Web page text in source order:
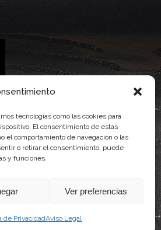
tecnologías como las cookies para
El consentimiento de estas
el comportamiento de navegación o las
o retirar el consentimiento, puede
y funciones.
Ver preferencias
de PrivacidadAviso Legal